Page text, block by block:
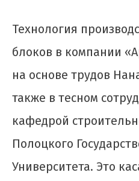
Технология
блоков в компании
на основе трудов
также в тесном
кафедрой
Полоцкого
Университета. Это